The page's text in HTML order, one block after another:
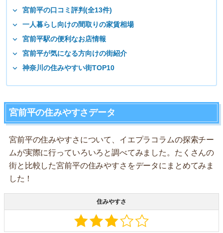
宮前平の口コミ評判(全13件)
一人暮らし向けの間取りの家賃相場
宮前平駅の便利なお店情報
宮前平が気になる方向けの街紹介
神奈川の住みやすい街TOP10
宮前平の住みやすさデータ
宮前平の住みやすさについて、イエプラコラムの探索チー
ムが実際に行っていろいろと調べてみました。たくさんの
街と比較した宮前平の住みやすさをデータにまとめてみま
した！
住みやすさ